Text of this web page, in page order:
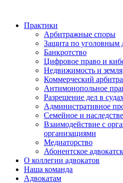
Практики
Арбитражные споры
Защита по уголовным
Банкротство
Цифровое право и
Недвижимость и земля
Коммерческий
Антимонопольное
Разрешение дел в
Административное
Семейное и
Взаимодействие с
организациями
Медиаторство
Абонентское
О коллегии адвокатов
Наша команда
Адвокатам